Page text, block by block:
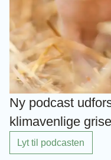
Ny podcast
klimavenlige
Lyt til podcasten